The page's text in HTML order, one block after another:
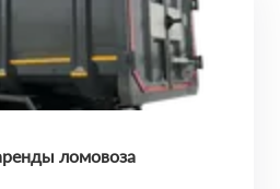
ломовоза